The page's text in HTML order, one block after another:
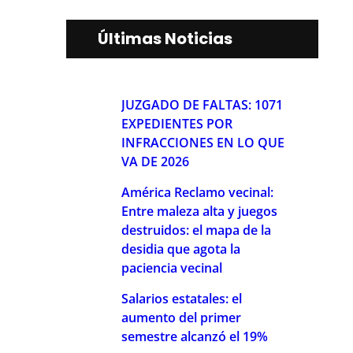
Últimas Noticias
JUZGADO DE FALTAS: 1071
EXPEDIENTES POR
INFRACCIONES EN LO QUE
VA DE 2026
América Reclamo vecinal:
Entre maleza alta y juegos
destruidos: el mapa de la
desidia que agota la
paciencia vecinal
Salarios estatales: el
aumento del primer
semestre alcanzó el 19%